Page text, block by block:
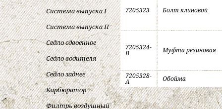
Система выпуска I
Система выпуска II
Седло сдвоенное
Седло водителя
Седло заднее
Карбюратор
Филтрь воздушный
7205323 Болт клиновой
7205324-
B Муфта резиновая
7205328-
A Обойма